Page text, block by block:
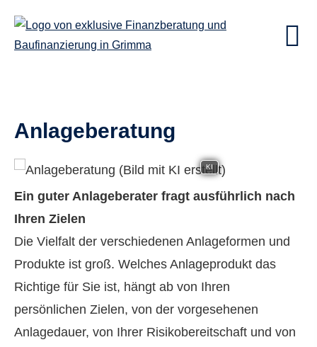
Anlageberatung
KI
Ein guter Anlageberater fragt ausführlich nach
Ihren Zielen
Die Vielfalt der verschiedenen Anlageformen und
Produkte ist groß. Welches Anlageprodukt das
Richtige für Sie ist, hängt ab von Ihren
persönlichen Zielen, von der vorgesehenen
Anlagedauer, von Ihrer Risikobereitschaft und von